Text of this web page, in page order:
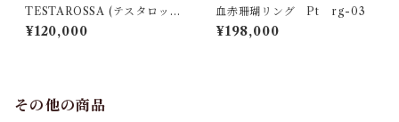
TESTAROSSA (テスタロッ
サ) リング ts-03
¥120,000
血赤珊瑚リング Pt rg-03
¥198,000
その他の商品